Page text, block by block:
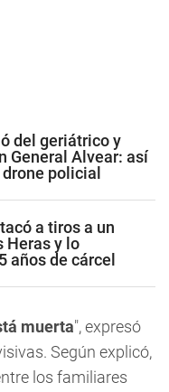
del geriátrico y
General Alvear: así
policial
a tiros a un
Heras y lo
años de cárcel
muerta", expresó
Según explicó,
los familiares